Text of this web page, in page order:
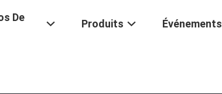
De
Produits Événements
Commande Numérique Par Ordinateur